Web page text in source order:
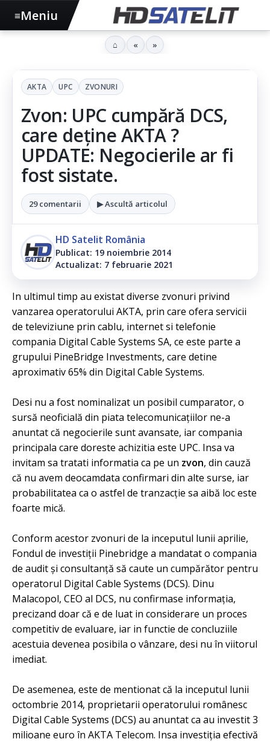
AKTA UPC ZVONURI
Zvon: UPC cumpără DCS,
care deține AKTA ?
UPDATE: Negocierile ar fi
fost sistate.
29 comentarii ▶ Ascultă articolul
HD Satelit România
Publicat: 19 noiembrie 2014
Actualizat: 7 februarie 2021
In ultimul timp au existat diverse zvonuri privind
vanzarea operatorului AKTA, prin care ofera servicii
de televiziune prin cablu, internet si telefonie
compania Digital Cable Systems SA, ce este parte a
grupului PineBridge Investments, care detine
aproximativ 65% din Digital Cable Systems.
Desi nu a fost nominalizat un posibil cumparator, o
sursă neoficială din piata telecomunicațiilor ne-a
anuntat că negocierile sunt avansate, iar compania
principala care doreste achizitia este UPC. Insa va
invitam sa tratati informatia ca pe un zvon, din cauză
că nu avem deocamdata confirmari din alte surse, iar
probabilitatea ca o astfel de tranzacție sa aibă loc este
foarte mică.
Conform acestor zvonuri de la inceputul lunii aprilie,
Fondul de investiţii Pinebridge a mandatat o compania
de audit şi consultanţă să caute un cumpărător pentru
operatorul Digital Cable Systems (DCS). Dinu
Malacopol, CEO al DCS, nu confirmase informația,
precizand doar că e de luat in considerare un proces
com­petitiv de evaluare, iar in functie de concluziile
acestuia devenea posibila o vânzare, desi nu în viitorul
imediat.
De asemenea, este de mentionat că la inceputul lunii
octombrie 2014, proprietarii operatorului românesc
Digital Cable Systems (DCS) au anuntat ca au investit 3
milioane euro în AKTA Telecom. Insa investiția efectivă
≡Meniu
⌂ « »